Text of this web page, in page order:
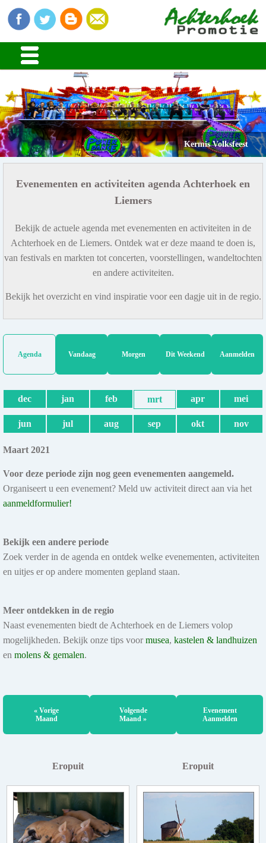
Kermis Volksfeest
Evenementen en activiteiten agenda Achterhoek en
Liemers
Bekijk de actuele agenda met evenementen en activiteiten in de
Achterhoek en de Liemers. Ontdek wat er deze maand te doen is,
van festivals en markten tot concerten, voorstellingen, wandeltochten
en andere activiteiten.
Bekijk het overzicht en vind inspiratie voor een dagje uit in de regio.
Agenda Vandaag Morgen Dit Weekend Aanmelden
dec jan feb mrt apr mei
jun jul aug sep okt nov
Maart 2021
Voor deze periode zijn nog geen evenementen aangemeld.
Organiseert u een evenement? Meld uw activiteit direct aan via het
aanmeldformulier!
Bekijk een andere periode
Zoek verder in de agenda en ontdek welke evenementen, activiteiten
en uitjes er op andere momenten gepland staan.
Meer ontdekken in de regio
Naast evenementen biedt de Achterhoek en de Liemers volop
mogelijkheden. Bekijk onze tips voormusea, kastelen & landhuizen
en molens & gemalen.
« Vorige
Maand
Volgende
Maand »
Evenement
Aanmelden
Eropuit Eropuit